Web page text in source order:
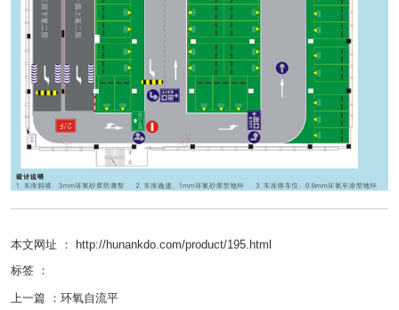
本文网址 ： http://hunankdo.com/product/195.html
标签 ：
上一篇 ： 环氧自流平